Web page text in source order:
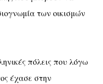
των οικισμών
πόλεις που λόγω
έχασε στην